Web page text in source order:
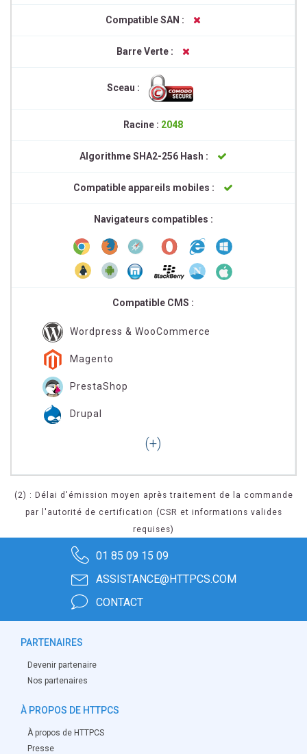
Compatible SAN :
Barre Verte :
Sceau :
Racine : 2048
Algorithme SHA2-256 Hash :
Compatible appareils mobiles :
Navigateurs compatibles :
Compatible CMS :
Wordpress & WooCommerce
Magento
PrestaShop
Drupal
(2) : Délai d'émission moyen après traitement de la commande
par l'autorité de certification (CSR et informations valides
requises)
01 85 09 15 09
ASSISTANCE@HTTPCS.COM
CONTACT
PARTENAIRES
Devenir partenaire
Nos partenaires
À PROPOS DE HTTPCS
À propos de HTTPCS
Presse